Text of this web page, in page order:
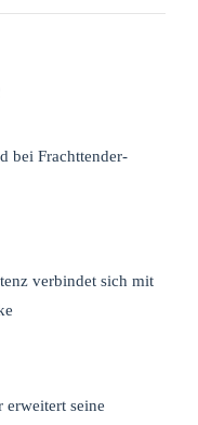
bei Frachttender-
verbindet sich mit
erweitert seine